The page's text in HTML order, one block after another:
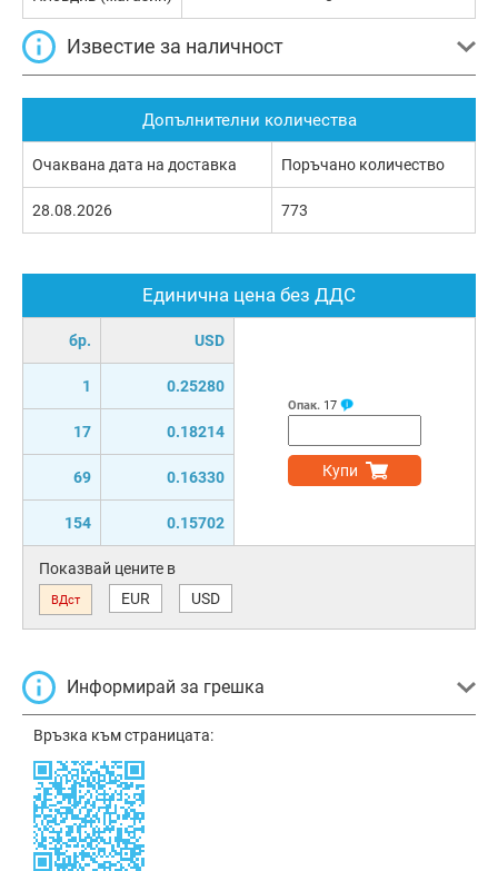
Единична цена без ДДС
бр. USD
1 0.25280
17 0.18214
69 0.16330
154 0.15702
Опак. 17
Купи
Показвай цените в
ВДст EUR USD
Информирай за грешка
Връзка към страницата:
Известие за наличност
Допълнителни количества
Очаквана дата на доставка Поръчано количество
28.08.2026 773